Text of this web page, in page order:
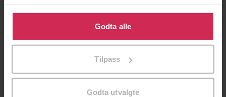
Klikk på «Godta alle» for å gi oss ditt samtykke til å
bruke cookies for alle disse formålene. Du kan også
tilpasse ditt samtykke til spesifikke formål ved å klikke
Godta alle
Tilpass
Godta utvalgte
Undertittel The 25th DCI Banks crime novel from The